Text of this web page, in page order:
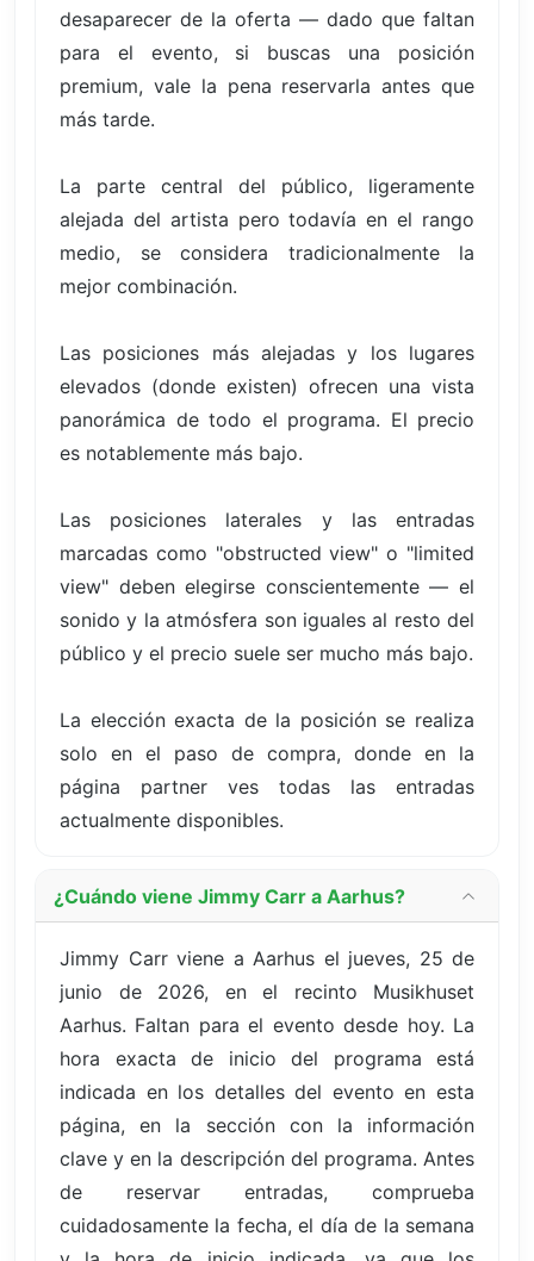
desaparecer de la oferta — dado que faltan
para el evento, si buscas una posición
premium, vale la pena reservarla antes que
más tarde.
La parte central del público, ligeramente
alejada del artista pero todavía en el rango
medio, se considera tradicionalmente la
mejor combinación.
Las posiciones más alejadas y los lugares
elevados (donde existen) ofrecen una vista
panorámica de todo el programa. El precio
es notablemente más bajo.
Las posiciones laterales y las entradas
marcadas como "obstructed view" o "limited
view" deben elegirse conscientemente — el
sonido y la atmósfera son iguales al resto del
público y el precio suele ser mucho más bajo.
La elección exacta de la posición se realiza
solo en el paso de compra, donde en la
página partner ves todas las entradas
actualmente disponibles.
¿Cuándo viene Jimmy Carr a Aarhus?
Jimmy Carr viene a Aarhus el jueves, 25 de
junio de 2026, en el recinto Musikhuset
Aarhus. Faltan para el evento desde hoy. La
hora exacta de inicio del programa está
indicada en los detalles del evento en esta
página, en la sección con la información
clave y en la descripción del programa. Antes
de reservar entradas, comprueba
cuidadosamente la fecha, el día de la semana